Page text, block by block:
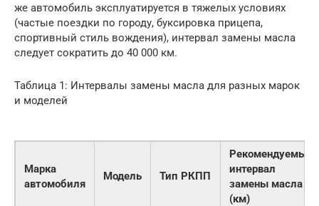
же автомобиль эксплуатируется в тяжелых условиях
(частые поездки по городу, буксировка прицепа,
спортивный стиль вождения), интервал замены масла
следует сократить до 40 000 км.
Таблица 1: Интервалы замены масла для разных марок
и моделей
Марка
автомобиля
Модель Тип РКПП
Рекомендуемый
интервал
замены масла
(км)